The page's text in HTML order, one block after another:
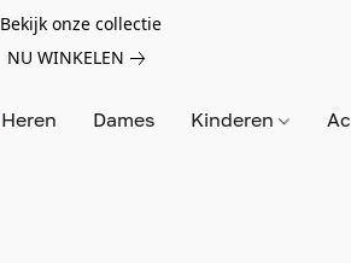
Bekijk onze collectie
NU WINKELEN
Heren Dames Kinderen